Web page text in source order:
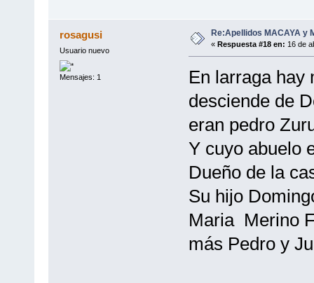
rosagusi
Usuario nuevo
Mensajes: 1
Re:Apellidos MACAYA y
« Respuesta #18 en: 16 de
En larraga hay
desciende de
eran pedro
Y cuyo abuelo
Dueño de la
Su hijo
Maria Merino
más Pedro y